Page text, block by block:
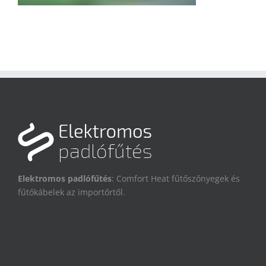
Elektromos padlófűtés: Comfort Heat fűtőszőnyegek és
fűtőkábelek az importőrtől.